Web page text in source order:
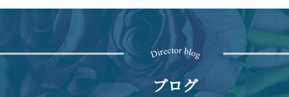
ブログ